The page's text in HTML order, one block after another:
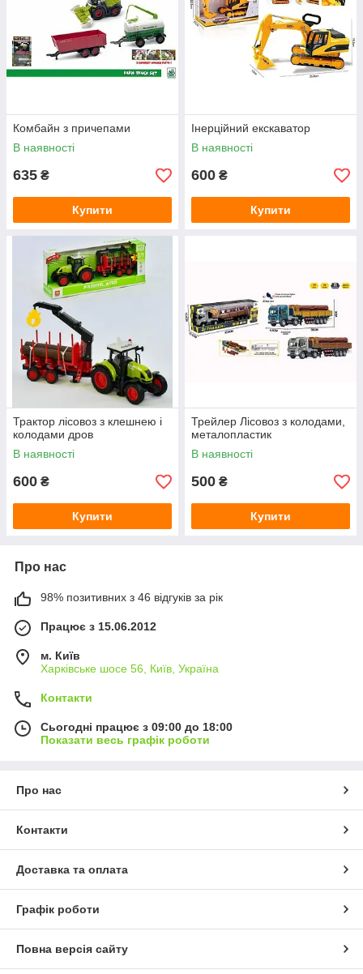
Комбайн з причепами
В наявності
635 ₴
Купити
Інерційний екскаватор
В наявності
600 ₴
Купити
Трактор лісовоз з клешнею і
колодами дров
В наявності
600 ₴
Купити
Трейлер Лісовоз з колодами,
металопластик
В наявності
500 ₴
Купити
Про нас
98% позитивних з 46 відгуків за рік
Працює з 15.06.2012
м. Київ
Харківське шосе 56, Київ, Україна
Контакти
Сьогодні працює з 09:00 до 18:00
Показати весь графік роботи
Про нас
Контакти
Доставка та оплата
Графік роботи
Повна версія сайту